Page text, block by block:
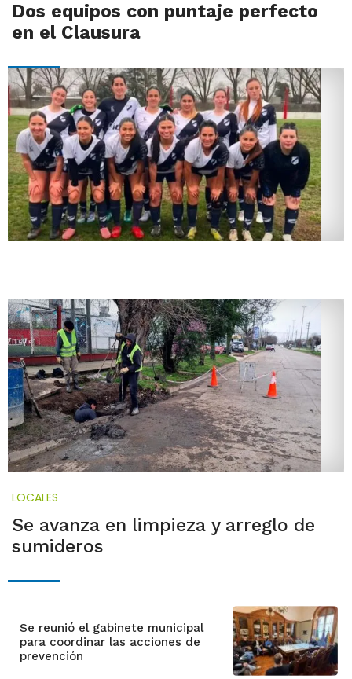
Dos equipos con puntaje perfecto
en el Clausura
LOCALES
Se avanza en limpieza y arreglo de
sumideros
Se reunió el gabinete municipal
para coordinar las acciones de
prevención